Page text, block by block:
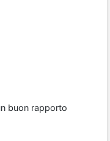
buon rapporto